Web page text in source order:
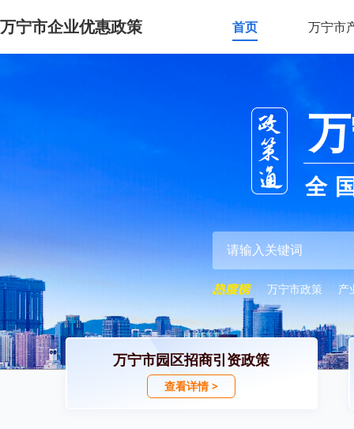
万宁市企业优惠政策 首页 万宁市
全
万宁市政策 产
万宁市园区招商引资政策
查看详情 >